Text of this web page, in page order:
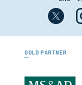
GOLD PARTNER